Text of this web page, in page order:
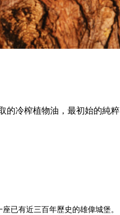
的冷榨植物油，最初始的純粹
已有近三百年歷史的雄偉城堡。